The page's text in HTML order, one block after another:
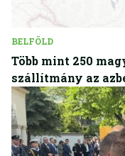
BELFÖLD
Több mint 250
szállítmány az